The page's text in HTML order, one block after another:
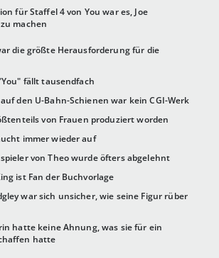
für Staffel 4 von You war es, Joe
machen
die größte Herausforderung für die
fällt tausendfach
den U-Bahn-Schienen war kein CGI-Werk
von Frauen produziert worden
immer wieder auf
von Theo wurde öfters abgelehnt
ist Fan der Buchvorlage
war sich unsicher, wie seine Figur rüber
hatte keine Ahnung, was sie für ein
hatte